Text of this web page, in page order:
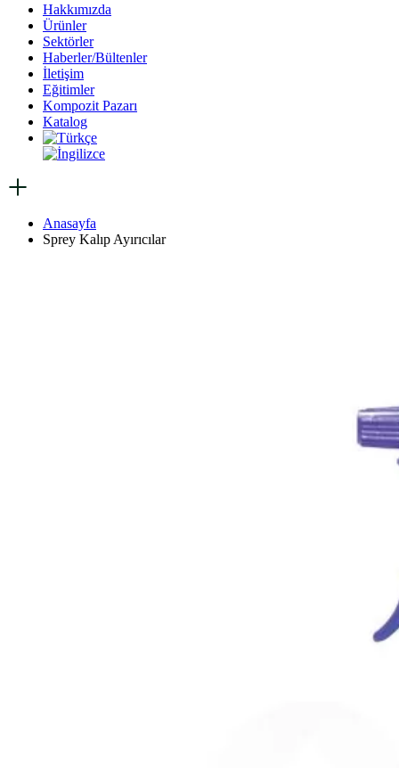
Hakkımızda
Ürünler
Sektörler
Haberler/Bültenler
İletişim
Eğitimler
Kompozit Pazarı
Katalog
Anasayfa
Sprey Kalıp Ayırıcılar